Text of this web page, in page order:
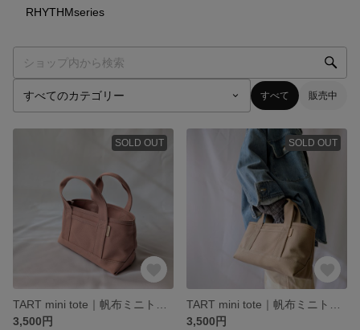
RHYTHMseries
すべて 販売中
SOLD OUT
3,500円
SOLD OUT
3,500円